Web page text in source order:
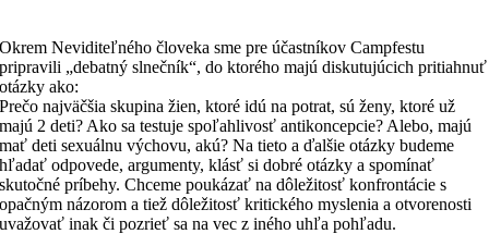
Okrem Neviditeľného človeka sme pre účastníkov Campfestu
pripravili „debatný slnečník“, do ktorého majú diskutujúcich pritiahnuť
otázky ako:
Prečo najväčšia skupina žien, ktoré idú na potrat, sú ženy, ktoré už
majú 2 deti? Ako sa testuje spoľahlivosť antikoncepcie? Alebo, majú
mať deti sexuálnu výchovu, akú? Na tieto a ďalšie otázky budeme
hľadať odpovede, argumenty, klásť si dobré otázky a spomínať
skutočné príbehy. Chceme poukázať na dôležitosť konfrontácie s
opačným názorom a tiež dôležitosť kritického myslenia a otvorenosti
uvažovať inak či pozrieť sa na vec z iného uhľa pohľadu.